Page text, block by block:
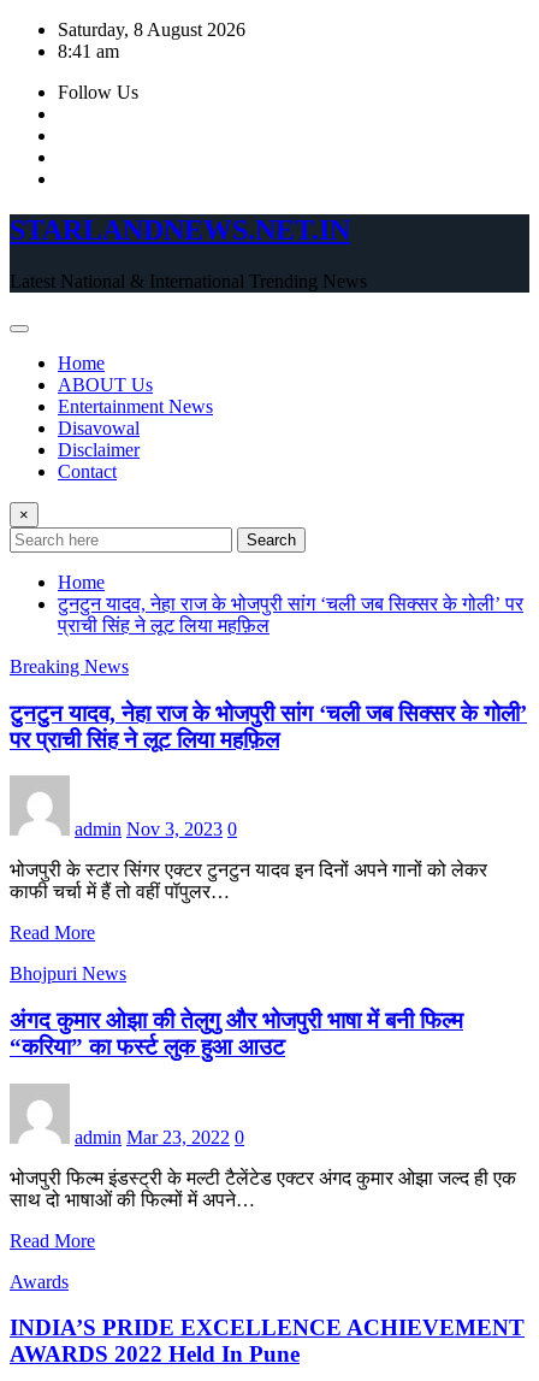
Skip
Saturday, 8 August 2026
8:41 am
Follow Us
STARLANDNEWS.NET.IN
Latest National & International Trending News
Home
ABOUT Us
Entertainment News
Disavowal
Disclaimer
Contact
×
Search
Home
टुनटुन यादव, नेहा राज के भोजपुरी सांग ‘चली जब सिक्सर के गोली’ पर
प्राची सिंह ने लूट लिया महफ़िल
Breaking News
टुनटुन यादव, नेहा राज के भोजपुरी सांग ‘चली जब सिक्सर के गोली’
पर प्राची सिंह ने लूट लिया महफ़िल
admin Nov 3, 2023 0
भोजपुरी के स्टार सिंगर एक्टर टुनटुन यादव इन दिनों अपने गानों को लेकर
काफी चर्चा में हैं तो वहीं पॉपुलर…
Read More
Bhojpuri News
अंगद कुमार ओझा की तेलुगु और भोजपुरी भाषा में बनी फिल्म
“करिया” का फर्स्ट लुक हुआ आउट
admin Mar 23, 2022 0
भोजपुरी फिल्म इंडस्ट्री के मल्टी टैलेंटेड एक्टर अंगद कुमार ओझा जल्द ही एक
साथ दो भाषाओं की फिल्मों में अपने…
Read More
Awards
INDIA’S PRIDE EXCELLENCE ACHIEVEMENT
AWARDS 2022 Held In Pune